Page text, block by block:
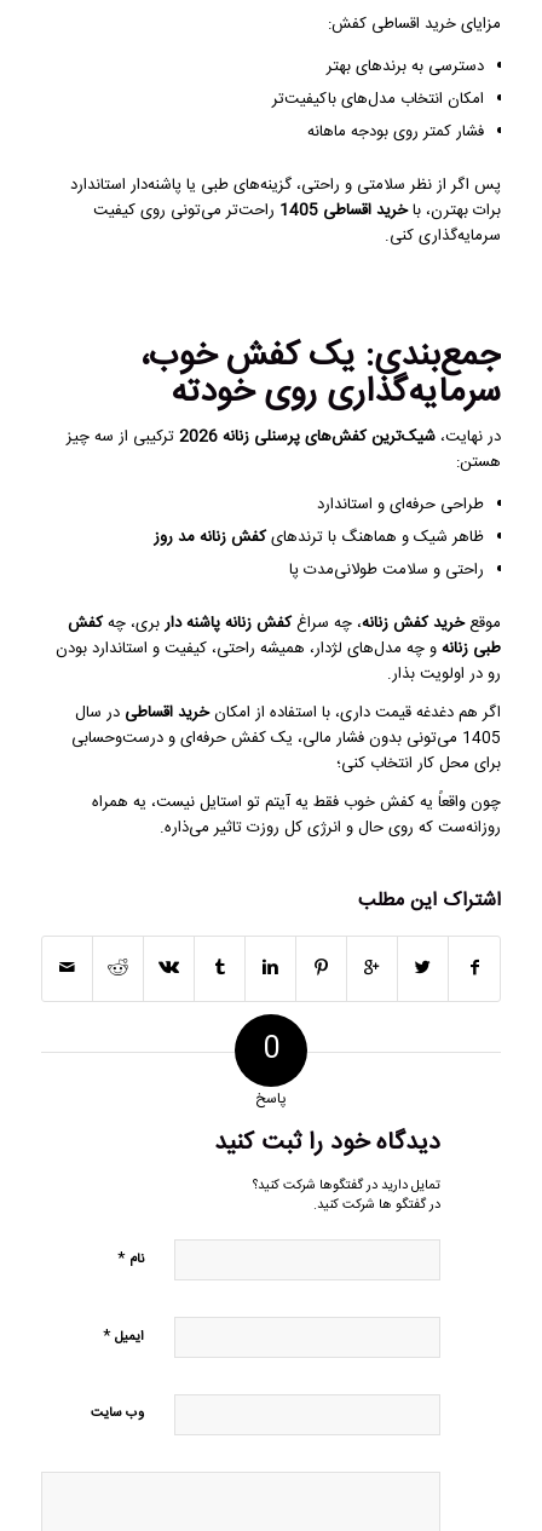
مزایای خرید اقساطی کفش:
دسترسی به برندهای بهتر
امکان انتخاب مدل‌های باکیفیت‌تر
فشار کمتر روی بودجه ماهانه
پس اگر از نظر سلامتی و راحتی، گزینه‌های طبی یا پاشنه‌دار استاندارد
برات بهترن، باخرید اقساطی 1405
راحت‌تر می‌تونی روی کیفیت
سرمایه‌گذاری کنی.
جمع‌بندی: یک کفش خوب،
سرمایه‌گذاری روی خودته
در نهایت، شیک‌ترین کفش‌های پرسنلی زنانه 2026
ترکیبی از سه چیز
هستن:
طراحی حرفه‌ای و استاندارد
ظاهر شیک و هماهنگ با ترندهایکفش زنانه مد روز
راحتی و سلامت طولانی‌مدت پا
موقعخرید کفش زنانه، چه سراغکفش زنانه پاشنه داربری، چهکفش
طبی زنانهو چه مدل‌های لژدار، همیشه راحتی، کیفیت و استاندارد بودن
رو در اولویت بذار.
اگر هم دغدغه قیمت داری، با استفاده از امکانخرید اقساطی در سال
1405 می‌تونی بدون فشار مالی، یک کفش حرفه‌ای و درست‌وحسابی
برای محل کار انتخاب کنی؛
چون واقعاً یه کفش خوب فقط یه آیتم تو استایل نیست، یه همراه
روزانه‌ست که روی حال و انرژی کل روزت تاثیر می‌ذاره.
اشتراک این مطلب
0
پاسخ
دیدگاه خود را ثبت کنید
تمایل دارید در گفتگوها شرکت کنید؟
در گفتگو ها شرکت کنید.
نام *
ایمیل*
وب‌ سایت